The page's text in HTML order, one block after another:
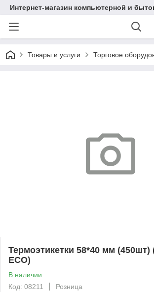
Интернет-магазин компьютерной и
Товары и услуги Торговое
Термоэтикетки 58*40 мм (450шт)
ECO)
В наличии
Код: 08211
Розница